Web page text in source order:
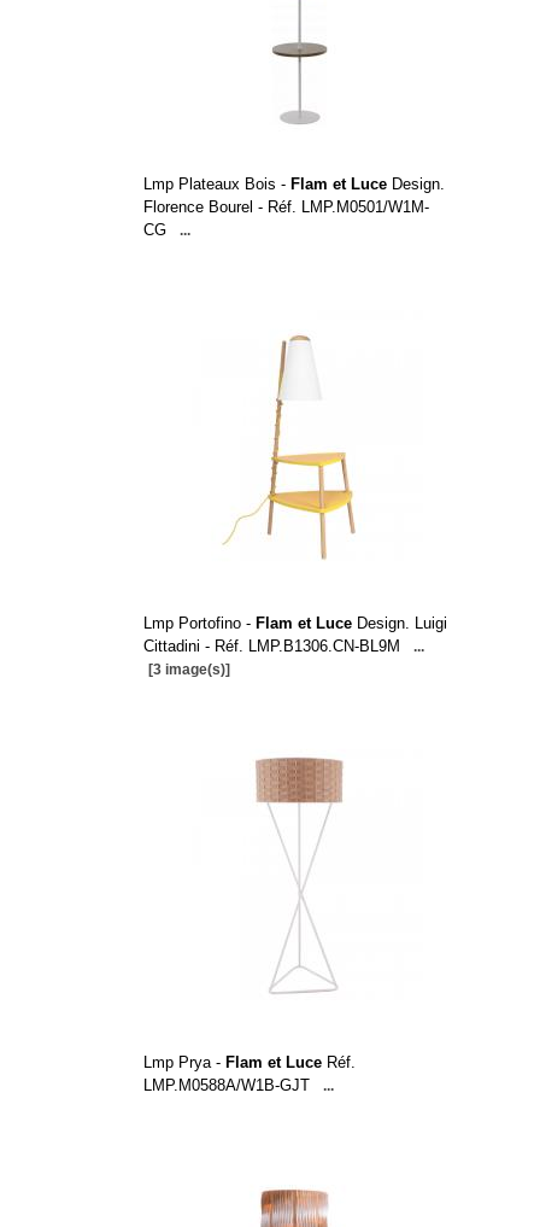
Lmp Plateaux Bois - Flam et LuceDesign.
Florence Bourel - Réf. LMP.M0501/W1M-
CG
...
Lmp Portofino - Flam et LuceDesign. Luigi
Cittadini - Réf. LMP.B1306.CN-BL9M
...
[3 image(s)]
Lmp Prya - Flam et LuceRéf.
LMP.M0588A/W1B-GJT
...